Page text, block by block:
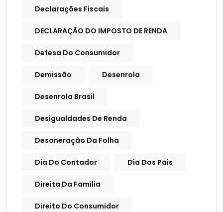
Declarações Fiscais
DECLARAÇÃO DO IMPOSTO DE RENDA
Defesa Do Consumidor
Demissão Desenrola
Desenrola Brasil
Desigualdades De Renda
Desoneração Da Folha
Dia Do Contador Dia Dos Pais
Direita Da Família
Direito Do Consumidor